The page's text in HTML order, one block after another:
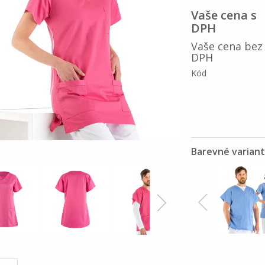
Vaše cena s
DPH
Vaše cena bez
DPH
Kód
Barevné